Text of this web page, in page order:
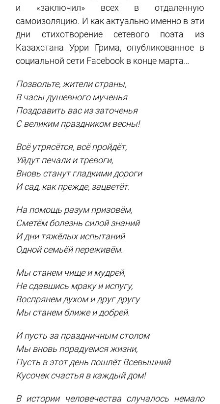
и «заключил» всех в отдаленную
самоизоляцию. И как актуально именно в эти
дни стихотворение сетевого поэта из
Казахстана Урри Грима, опубликованное в
социальной сети Facebook в конце марта…
Позвольте, жители страны,
В часы душевного мученья
Поздравить вас из заточенья
С великим праздником весны!
Всё утрясётся, всё пройдёт,
Уйдут печали и тревоги,
Вновь станут гладкими дороги
И сад, как прежде, зацветёт.
На помощь разум призовём,
Сметём болезнь силой знаний
И дни тяжёлых испытаний
Одной семьёй переживём.
Мы станем чище и мудрей,
Не сдавшись мраку и испугу,
Воспрянем духом и друг другу
Мы станем ближе и добрей.
И пусть за праздничным столом
Мы вновь порадуемся жизни,
Пусть в этот день пошлёт Всевышний
Кусочек счастья в каждый дом!
В истории человечества случалось немало